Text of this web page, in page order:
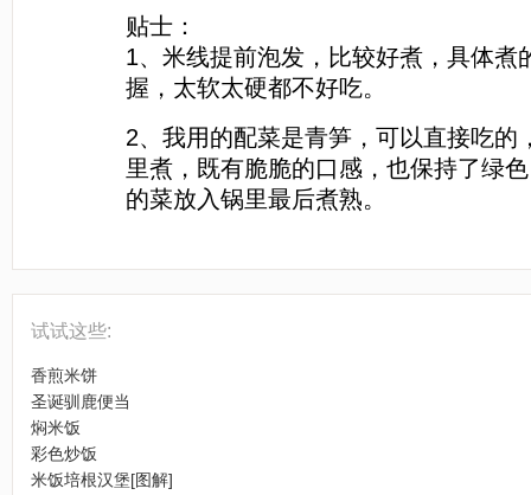
贴士：
1、米线提前泡发，比较好煮，具体煮
握，太软太硬都不好吃。
2、我用的配菜是青笋，可以直接吃的
里煮，既有脆脆的口感，也保持了绿
的菜放入锅里最后煮熟。
试试这些:
香煎米饼
圣诞驯鹿便当
焖米饭
彩色炒饭
米饭培根汉堡[图解]